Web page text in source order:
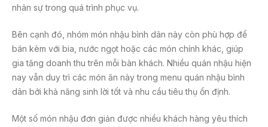
nhân sự trong quá trình phục vụ.
Bên cạnh đó, nhóm món nhậu bình dân này còn phù hợp để
bán kèm với bia, nước ngọt hoặc các món chính khác, giúp
gia tăng doanh thu trên mỗi bàn khách. Nhiều quán nhậu hiện
nay vẫn duy trì các món ăn này trong menu quán nhậu bình
dân bởi khả năng sinh lời tốt và nhu cầu tiêu thụ ổn định.
Một số món nhậu đơn giản được nhiều khách hàng yêu thích